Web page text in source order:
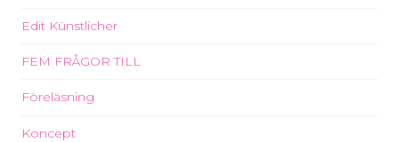
Edit Künstlicher
FEM FRÅGOR TILL
Föreläsning
Koncept